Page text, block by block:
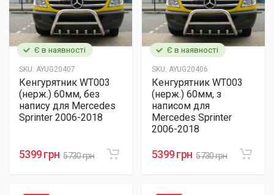
Є в наявності
SKU: AYUG20407
Кенгурятник WT003
(нерж.) 60мм, без
напису для Mercedes
Sprinter 2006-2018
5399 грн 5730 грн
Є в наявності
SKU: AYUG20406
Кенгурятник WT003
(нерж.) 60мм, з
написом для
Mercedes Sprinter
2006-2018
5399 грн 5730 грн